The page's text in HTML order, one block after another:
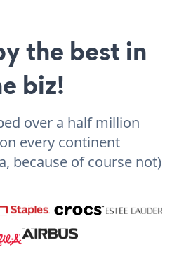
the best in
biz!
over a half million
every continent
because of course not)